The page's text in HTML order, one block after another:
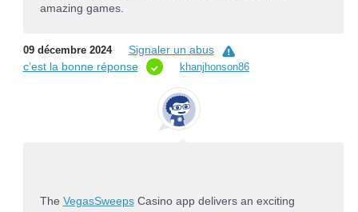
amazing games.
09 décembre 2024
Signaler un abus
c’est la bonne réponse
khanjhonson86
The VegasSweepsCasino app delivers an exciting